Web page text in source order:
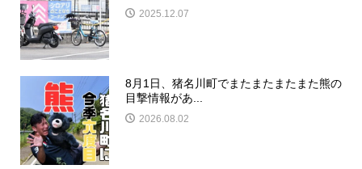
2025.12.07
8月1日、猪名川町でまたまたまたまた熊の
目撃情報があ...
2026.08.02